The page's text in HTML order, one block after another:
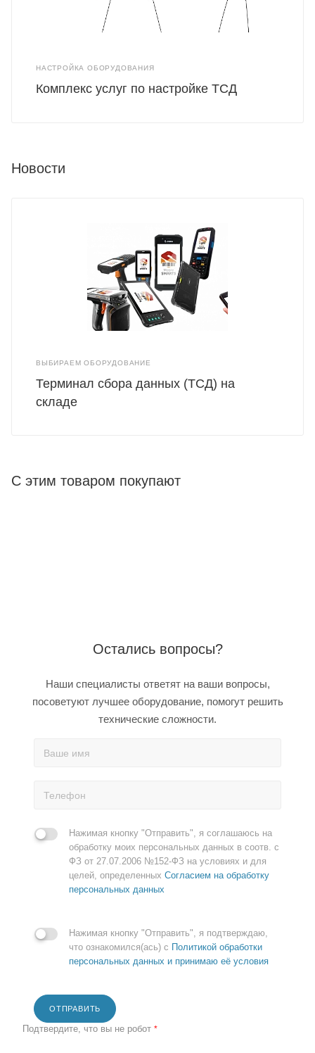
НАСТРОЙКА ОБОРУДОВАНИЯ
Комплекс услуг по настройке ТСД
Новости
ВЫБИРАЕМ ОБОРУДОВАНИЕ
Терминал сбора данных (ТСД) на
складе
С этим товаром покупают
Остались вопросы?
Наши специалисты ответят на ваши вопросы,
посоветуют лучшее оборудование, помогут решить
технические сложности.
Нажимая кнопку "Отправить", я соглашаюсь на
обработку моих персональных данных в соотв. с
ФЗ от 27.07.2006 №152-ФЗ на условиях и для
целей, определенных Согласием на обработку
персональных данных
Нажимая кнопку "Отправить", я подтверждаю,
что ознакомился(ась) с Политикой обработки
персональных данных и принимаю её условия
ОТПРАВИТЬ
Подтвердите, что вы не робот *